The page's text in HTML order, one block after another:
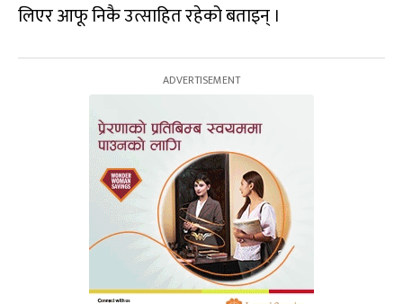
लिएर आफू निकै उत्साहित रहेको बताइन् ।